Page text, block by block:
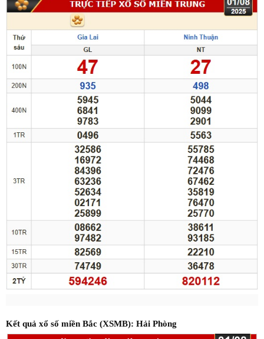
Kết quả xổ số miền Bắc (XSMB): Hải Phòng